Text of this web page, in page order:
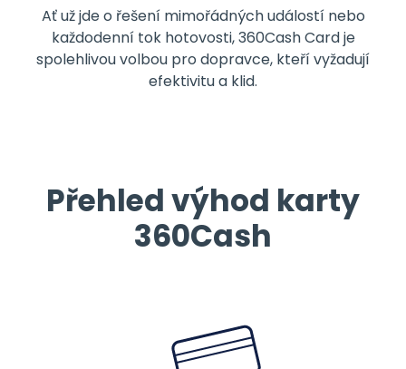
Ať už jde o řešení mimořádných událostí nebo
každodenní tok hotovosti, 360Cash Card je
spolehlivou volbou pro dopravce, kteří vyžadují
efektivitu a klid.
Přehled výhod karty
360Cash